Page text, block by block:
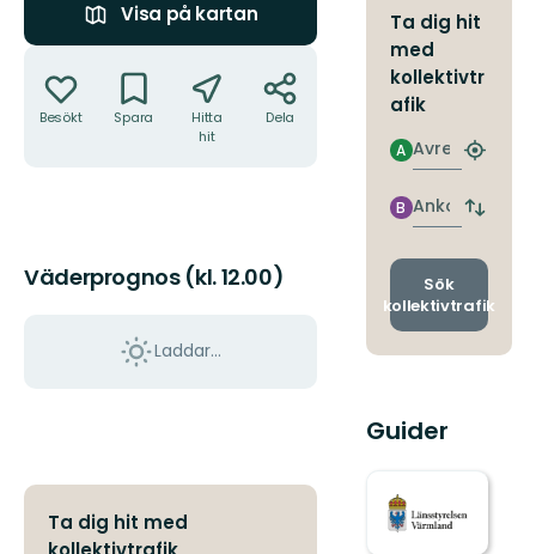
Visa på kartan
Besökt Spara
Hitta
hit
Dela
Väderprognos (kl. 12.00)
Laddar...
Ta dig hit med
Ta dig hit
med
kollektivtr
afik
Avresa
A
Hitta
Ankomst
B
Byt
och
Sök
kollektivtrafik
Guider